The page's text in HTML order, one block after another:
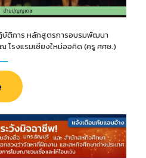
บัติการ หลักสูตรการอบรมพัฒนา
โรงแรมเชียงใหม่ออคิด (ครู ศศช.)